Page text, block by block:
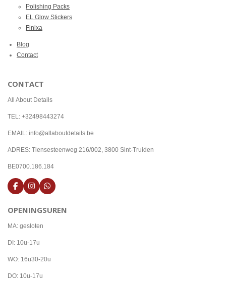
Polishing Packs
EL Glow Stickers
Finixa
Blog
Contact
CONTACT
All About Details
TEL: +32498443274
EMAIL: info@allaboutdetails.be
ADRES: Tiensesteenweg 216/002, 3800 Sint-Truiden
BE0700.186.184
F
a
e
o
I
n
t
g
m
W
h
t
OPENINGSUREN
MA: gesloten
DI: 10u-17u
WO: 16u30-20u
DO: 10u-17u